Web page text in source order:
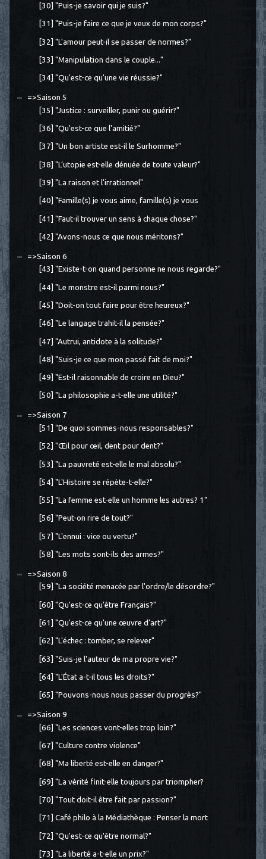
[30] "Puis-je savoir qui je suis?"
[31] "Puis-je faire ce que je veux de mon corps?"
[32] "L'amour peut-il se passer de normes?"
[33] "Manipulation dans le couple..."
[34] "Qu'est-ce qu'une vie réussie?"
=>Saison 5
[35] "Justice : surveiller, punir ou guérir?"
[36] "Qu'est-ce que l'amitié?"
[37] "Un bon artiste est-il le Surhomme?"
[38] "L’utopie est-elle dénuée de toute valeur?"
[39] "La raison et l'irrationnel"
[40] "Famille(s) je vous aime, famille(s) je vous
[41] "Faut-il trouver un sens à chaque chose?"
[42] "Avons-nous ce que nous méritons?"
=>Saison 6
[43] "Existe-t-on quand personne ne nous regarde?"
[44] "Le monstre est-il parmi nous?"
[45] "Doit-on tout faire pour être heureux?"
[46] "Le langage trahit-il la pensée?"
[47] "Autrui, antidote à la solitude?"
[48] "Suis-je ce que mon passé fait de moi?"
[49] "Est-il raisonnable de croire en Dieu?"
[50] "La philosophie a-t-elle une utilité?"
=>Saison 7
[51] "De quoi sommes-nous responsables?"
[52] "Œil pour œil, dent pour dent?"
[53] "La pauvreté est-elle le mal absolu?"
[54] "L'Histoire se répète-t-elle?"
[55] "La femme est-elle un homme les autres? 1"
[56] "Peut-on rire de tout?"
[57] "L'ennui : vice ou vertu?"
[58] "Les mots sont-ils des armes?"
=>Saison 8
[59] "La société menacée par l'ordre/le désordre?"
[60] "Qu'est-ce qu'être Français?"
[61] "Qu'est-ce qu'une œuvre d'art?"
[62] "L'échec : tomber, se relever"
[63] "Suis-je l'auteur de ma propre vie?"
[64] "L'État a-t-il tous les droits?"
[65] "Pouvons-nous nous passer du progrès?"
=>Saison 9
[66] "Les sciences vont-elles trop loin?"
[67] "Culture contre violence"
[68] "Ma liberté est-elle en danger?"
[69] "La vérité finit-elle toujours par triompher?
[70] "Tout doit-il être fait par passion?"
[71] Café philo à la Médiathèque : Penser la mort
[72] "Qu'est-ce qu'être normal?"
[73] "La liberté a-t-elle un prix?"